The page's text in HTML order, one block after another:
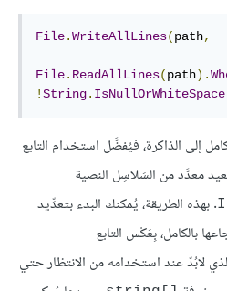
File.WriteAllLines(path,
File. ReadAllLines(path).
!String. IsNullOrWhiteSpace
إلى الذاكرة، فيُفضَّل استخدام التابع
معدَّد من السَلاسِل النصية
. بهذه الطريقة، يُمكنك البدء بتعدِّيد
بالكامل، بِعَكْس التابع
لابُدّ عند استخدامه من الانتظار حتي